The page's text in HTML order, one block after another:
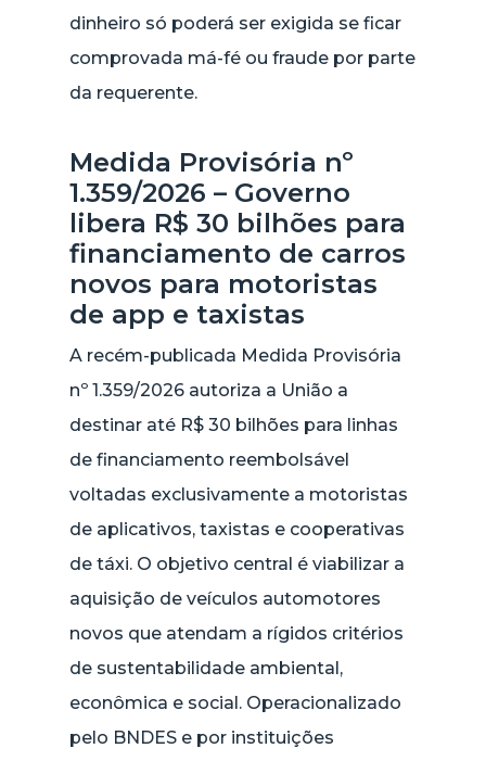
dinheiro só poderá ser exigida se ficar
comprovada má-fé ou fraude por parte
da requerente.
Medida Provisória nº
1.359/2026 – Governo
libera R$ 30 bilhões para
financiamento de carros
novos para motoristas
de app e taxistas
A recém-publicada Medida Provisória
nº 1.359/2026 autoriza a União a
destinar até R$ 30 bilhões para linhas
de financiamento reembolsável
voltadas exclusivamente a motoristas
de aplicativos, taxistas e cooperativas
de táxi. O objetivo central é viabilizar a
aquisição de veículos automotores
novos que atendam a rígidos critérios
de sustentabilidade ambiental,
econômica e social. Operacionalizado
pelo BNDES e por instituições